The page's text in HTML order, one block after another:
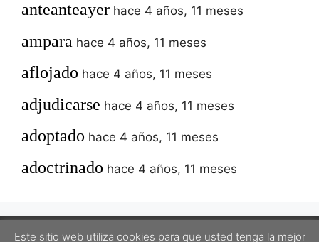
anteanteayer hace 4 años, 11 meses
ampara hace 4 años, 11 meses
aflojado hace 4 años, 11 meses
adjudicarse hace 4 años, 11 meses
adoptado hace 4 años, 11 meses
adoctrinado hace 4 años, 11 meses
Este sitio web utiliza cookies para que usted tenga la mejor